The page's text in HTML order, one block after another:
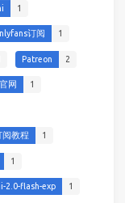
1
订阅 1
Patreon 2
网 1
阅教程 1
1
2.0-flash-exp 1